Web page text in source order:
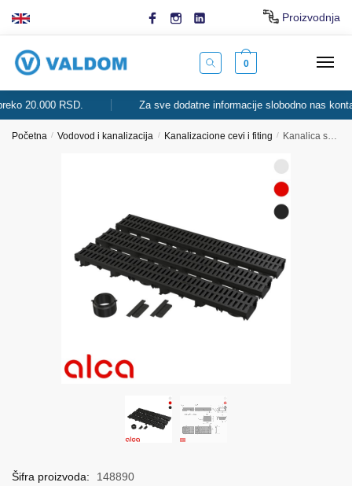
Proizvodnja
0
20.000 RSD. Za sve dodatne informacije slobodno nas
Početna / Vodovod i kanalizacija / Kanalizacione cevi i fiting / Kanalica spoljašnja AVZ112-G501 (3m) ALCA
Šifra proizvoda:
148890